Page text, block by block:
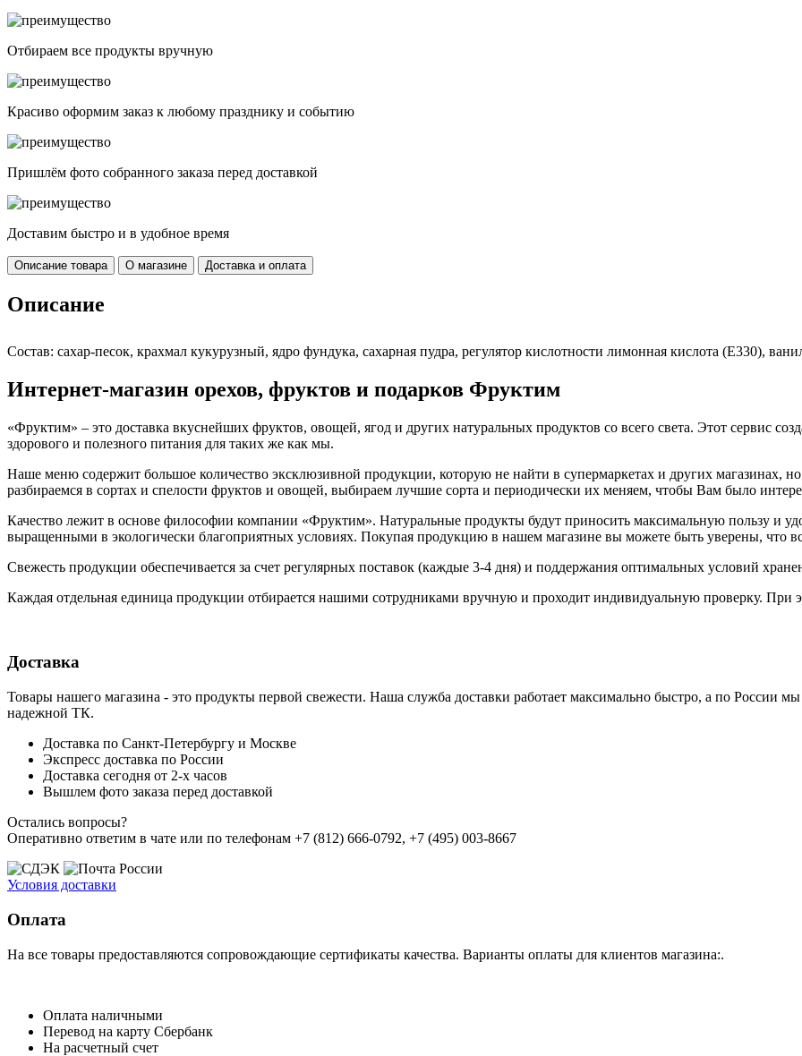
Отбираем все продукты вручную
Красиво оформим заказ к любому празднику и событию
Пришлём фото собранного заказа перед доставкой
Доставим быстро и в удобное время
Описание товара О магазине Доставка и оплата
Описание
Состав: сахар-песок, крахмал кукурузный, ядро фундука, сахарная пудра, регулятор кислотности лимонная кислота (E330),
Интернет-магазин орехов, фруктов и подарков Фруктим
«Фруктим» – это доставка вкуснейших фруктов, овощей, ягод и других натуральных продуктов со всего света. Этот сервис
здорового и полезного питания для таких же как мы.
Наше меню содержит большое количество эксклюзивной продукции, которую не найти в супермаркетах и других магазинах,
разбираемся в сортах и спелости фруктов и овощей, выбираем лучшие сорта и периодически их меняем, чтобы Вам было
Качество лежит в основе философии компании «Фруктим». Натуральные продукты будут приносить максимальную пользу и
выращенными в экологически благоприятных условиях. Покупая продукцию в нашем магазине вы можете быть уверены, что
Свежесть продукции обеспечивается за счет регулярных поставок (каждые 3-4 дня) и поддержания оптимальных условий
Каждая отдельная единица продукции отбирается нашими сотрудниками вручную и проходит индивидуальную проверку. При
Доставка
Товары нашего магазина - это продукты первой свежести. Наша служба доставки работает максимально быстро, а по России
надежной ТК.
Доставка по Санкт-Петербургу и Москве
Экспресс доставка по России
Доставка сегодня от 2-х часов
Вышлем фото заказа перед доставкой
Остались вопросы?
Оперативно ответим в чате или по телефонам +7 (812) 666-0792, +7 (495) 003-8667
Условия доставки
Оплата
На все товары предоставляются сопровождающие сертификаты качества. Варианты оплаты для клиентов магазина:.
Оплата наличными
Перевод на карту Сбербанк
На расчетный счет